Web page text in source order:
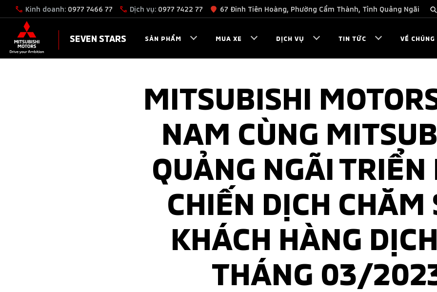
SEVEN STARS SẢN PHẨM MUA XE DỊCH VỤ TIN TỨC VỀ
Kinh doanh: 0977 7466 77 Dịch vụ: 0977 7422 77 67 Đinh Tiên Hoàng, Phường Cẩm Thành, Tỉnh Quảng Ngãi
MITSUBISHI
NAM CÙNG
QUẢNG NGÃI
CHIẾN DỊCH CHĂM
KHÁCH HÀNG
THÁNG 03/